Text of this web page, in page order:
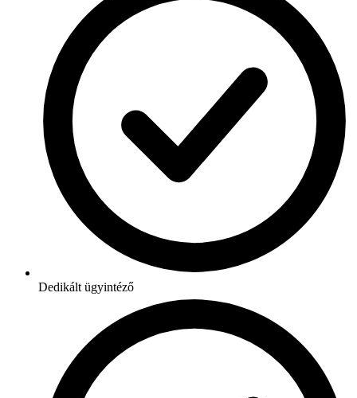
Dedikált ügyintéző